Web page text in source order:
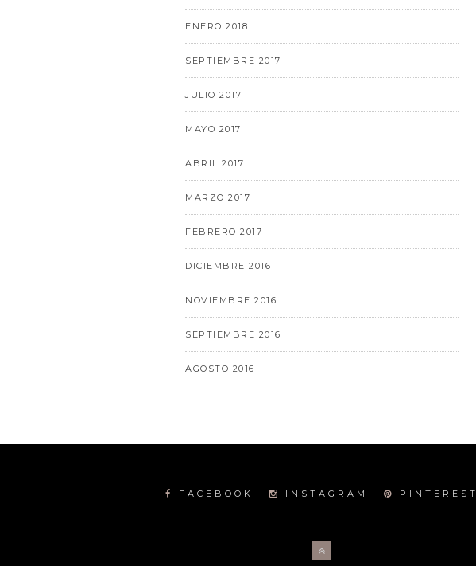
ENERO 2018
SEPTIEMBRE 2017
JULIO 2017
MAYO 2017
ABRIL 2017
MARZO 2017
FEBRERO 2017
DICIEMBRE 2016
NOVIEMBRE 2016
SEPTIEMBRE 2016
AGOSTO 2016
FACEBOOK INSTAGRAM PINTEREST